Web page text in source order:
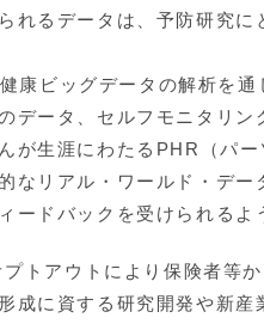
れるデータは、予防研究
ビッグデータの解析を
データ、セルフモニタリ
が生涯にわたるPHR（パ
なリアル・ワールド・デ
ードバックを受けられるよ
トアウトにより保険者等
成に資する研究開発や新産